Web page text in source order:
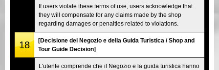
If users violate these terms of use, users acknowledge that
they will compensate for any claims made by the shop
regarding damages or penalties related to violations.
18
[Decisione del Negozio e della Guida Turistica / Shop and
Tour Guide Decision]
L'utente comprende che il Negozio e la guida turistica hanno